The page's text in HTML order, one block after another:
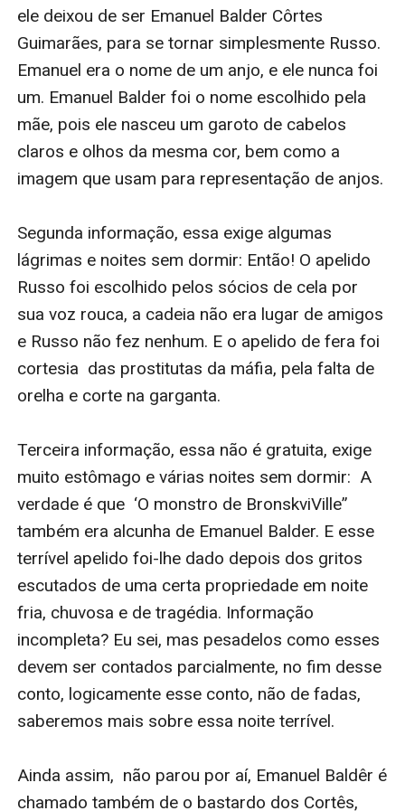
ele deixou de ser Emanuel Balder Côrtes
Guimarães, para se tornar simplesmente Russo.
Emanuel era o nome de um anjo, e ele nunca foi
um. Emanuel Balder foi o nome escolhido pela
mãe, pois ele nasceu um garoto de cabelos
claros e olhos da mesma cor, bem como a
imagem que usam para representação de anjos.
Segunda informação, essa exige algumas
lágrimas e noites sem dormir: Então! O apelido
Russo foi escolhido pelos sócios de cela por
sua voz rouca, a cadeia não era lugar de amigos
e Russo não fez nenhum. E o apelido de fera foi
cortesia  das prostitutas da máfia, pela falta de
orelha e corte na garganta.
Terceira informação, essa não é gratuita, exige
muito estômago e várias noites sem dormir:  A
verdade é que  ‘O monstro de BronskviVille”
também era alcunha de Emanuel Balder. E esse
terrível apelido foi-lhe dado depois dos gritos
escutados de uma certa propriedade em noite
fria, chuvosa e de tragédia. Informação
incompleta? Eu sei, mas pesadelos como esses
devem ser contados parcialmente, no fim desse
conto, logicamente esse conto, não de fadas,
saberemos mais sobre essa noite terrível.
Ainda assim,  não parou por aí, Emanuel Baldêr é
chamado também de o bastardo dos Cortês,